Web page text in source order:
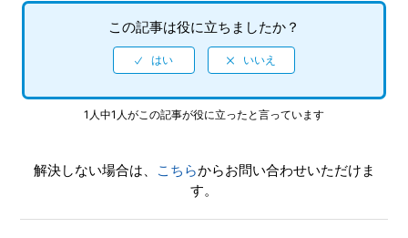
れる
【PS5/ソニックレーシング クロスワールド】Steam／Epic
Games Store 版の問い合わせ先はどこですか
【PS5/ソニックレーシング クロスワールド】取扱説明書
【PS5/ソニックレーシング クロスワールド】プレイ動画や
ゲーム画面写真を、動画サイト／SNS等で公開してもいいで
すか
この記事は役に立ちましたか？
1人中1人がこの記事が役に立ったと言っています
解決しない場合は、 こちらからお問い合わせいただけま
す。